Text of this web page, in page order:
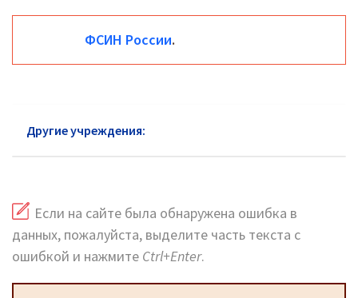
ФСИН России.
Другие учреждения:
Если на сайте была обнаружена ошибка в
данных, пожалуйста, выделите часть текста с
ошибкой и нажмите Ctrl+Enter.